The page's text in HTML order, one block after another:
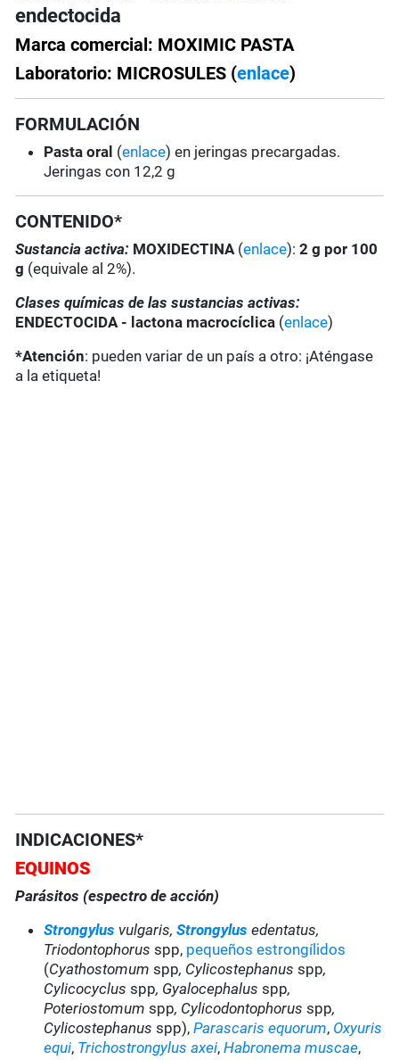
endectocida
Marca comercial: MOXIMIC PASTA
Laboratorio: MICROSULES (enlace)
FORMULACIÓN
Pasta oral (enlace) en jeringas precargadas.
Jeringas con 12,2 g
CONTENIDO*
Sustancia activa: MOXIDECTINA (enlace):2 g por 100
g (equivale al 2%).
Clases químicas de las sustancias activas:
ENDECTOCIDA - lactona macrocíclica (enlace)
*Atención: pueden variar de un país a otro: ¡Aténgase
a la etiqueta!
INDICACIONES*
EQUINOS
Parásitos (espectro de acción)
Strongylus vulgaris,Strongylus edentatus,
Triodontophorus spp, pequeños estrongílidos
(Cyathostomumspp, Cylicostephanusspp,
Cylicocyclusspp, Gyalocephalusspp,
Poteriostomumspp, Cylicodontophorusspp,
Cylicostephanusspp),Parascaris equorum, Oxyuris
equi, Trichostrongylus axei,Habronema muscae,